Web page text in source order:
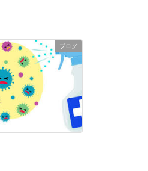
ブログ